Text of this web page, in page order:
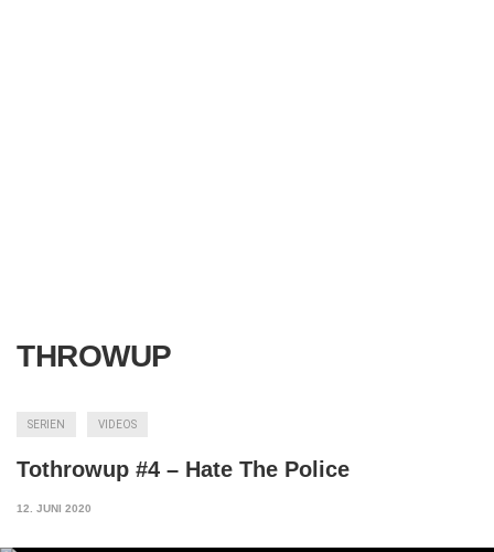
THROWUP
SERIEN VIDEOS
Tothrowup #4 – Hate The Police
12. JUNI 2020